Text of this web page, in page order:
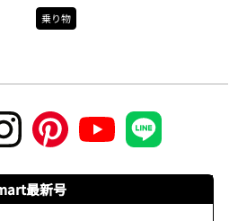
乗り物
最新号